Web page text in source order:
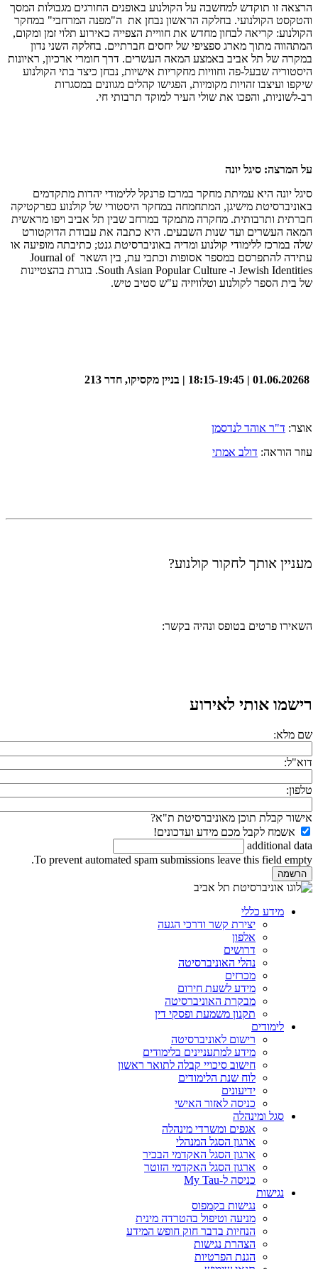
הרצאה זו תוקדש למחשבה על הקולנוע באופנים החורגים מגבולות המסך
והטקסט הקולנועי. בחלקה הראשון נבחן את ה"מפנה המרחבי" במחקר
הקולנוע: קריאה לבחון מחדש את חוויית הצפייה כאירוע תלוי זמן ומקום,
המתהווה מתוך מארג ספציפי של יחסים חברתיים. בחלקה השני נדון
במקרה של תל אביב באמצע המאה העשרים. דרך חומרי ארכיון, ראיונות
היסטוריה שבעל-פה וחוויות מחקריות אישיות, נבחן כיצד בתי הקולנוע
שיקפו ועיצבו זהויות מקומיות, הפגישו קהלים מגוונים במסגרות
רב-לשוניות, והפכו את שולי העיר למוקד תרבותי חי.
על המרצה: סיגל יונה
סיגל יונה היא עמיתת מחקר במרכז פרנקל ללימודי יהדות מתקדמים
באוניברסיטת מישיגן, המתחמחה במחקר היסטורי של קולנוע כפרקטיקה
חברתית ותרבותית. מחקרה מתמקד במרחב שבין תל אביב ויפו מראשית
המאה העשרים ועד שנות השבעים. היא כתבה את עבודת הדוקטורט
שלה במרכז ללימודי קולנוע ומדיה באוניברסיטת גנט; כתיבתה מופיעה או
עתידה להתפרסם במספר אסופות וכתבי עת, בין השאר Journal of
Jewish Identities ו- South Asian Popular Culture. בוגרת בהצטיינות
של בית הספר לקולנוע וטלוויזיה ע"ש סטיב טיש.
אוצר: ד"ר אוהד לנדסמן
עוזר הוראה: דולב אמתי
מעניין אותך לחקור קולנוע?
השאירו פרטים בטופס ונהיה בקשר:
רישמו אותי לאירוע
שם מלא:
דוא"ל:
טלפון:
אישור קבלת תוכן מאוניברסיטת ת"א?
אשמח לקבל מכם מידע ועדכונים!
additional data
To prevent automated spam submissions leave this field empty.
מידע כללי
יצירת קשר ודרכי הגעה
אלפון
דרושים
נהלי האוניברסיטה
מכרזים
מידע לשעת חירום
מבקרת האוניברסיטה
תקנון משמעת ופסקי דין
לימודים
רישום לאוניברסיטה
מידע למתעניינים בלימודים
חישוב סיכויי קבלה לתואר ראשון
לוח שנת הלימודים
ידיעונים
כניסה לאזור האישי
סגל ומינהלה
אגפים ומשרדי מינהלה
ארגון הסגל המנהלי
ארגון הסגל האקדמי הבכיר
ארגון הסגל האקדמי הזוטר
כניסה ל-My Tau
נגישות
נגישות בקמפוס
מניעה וטיפול בהטרדה מינית
הנחיות בדבר חוק חופש המידע
הצהרת נגישות
הגנת הפרטיות